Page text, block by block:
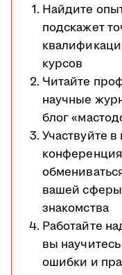
Найдите
подскажет
курсов
Читайте
научные
блог
Участвуйте
вашей сферы
знакомства
Работайте
вы
ошибки и